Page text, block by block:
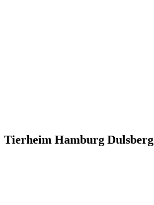
Tierheim Hamburg Dulsberg